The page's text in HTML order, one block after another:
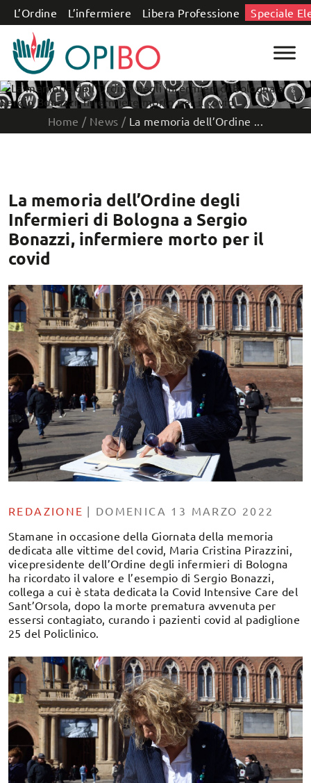
Salta al contenuto
L’Ordine L’infermiere Libera Professione Speciale
Home / News / La memoria dell’Ordine ...
La memoria dell’Ordine degli
Infermieri di Bologna a Sergio
Bonazzi, infermiere morto per il
covid
REDAZIONE | DOMENICA 13 MARZO 2022
Stamane in occasione della Giornata della memoria
dedicata alle vittime del covid, Maria Cristina Pirazzini,
vicepresidente dell’Ordine degli infermieri di Bologna
ha ricordato il valore e l’esempio di Sergio Bonazzi,
collega a cui è stata dedicata la Covid Intensive Care del
Sant’Orsola, dopo la morte prematura avvenuta per
essersi contagiato, curando i pazienti covid al padiglione
25 del Policlinico.